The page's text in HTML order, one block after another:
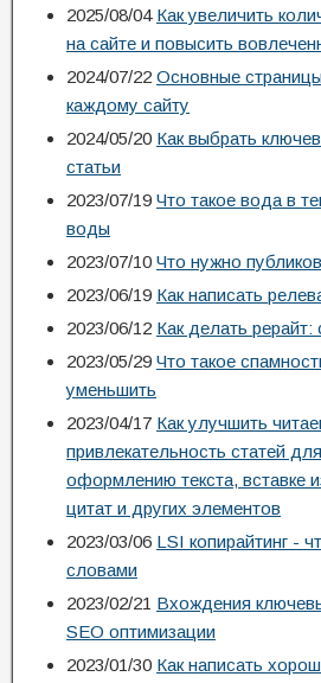
2025/08/04 Как увеличить
на сайте и повысить
2024/07/22 Основные
каждому сайту
2024/05/20 Как выбрать
статьи
2023/07/19 Что такое вода в
воды
2023/07/10 Что нужно
2023/06/19 Как написать
2023/06/12 Как делать рерайт:
2023/05/29 Что такое
уменьшить
2023/04/17 Как улучшить
привлекательность статей
оформлению текста, вставке
цитат и других элементов
2023/03/06 LSI копирайтинг -
словами
2023/02/21 Вхождения
SEO оптимизации
2023/01/30 Как написать